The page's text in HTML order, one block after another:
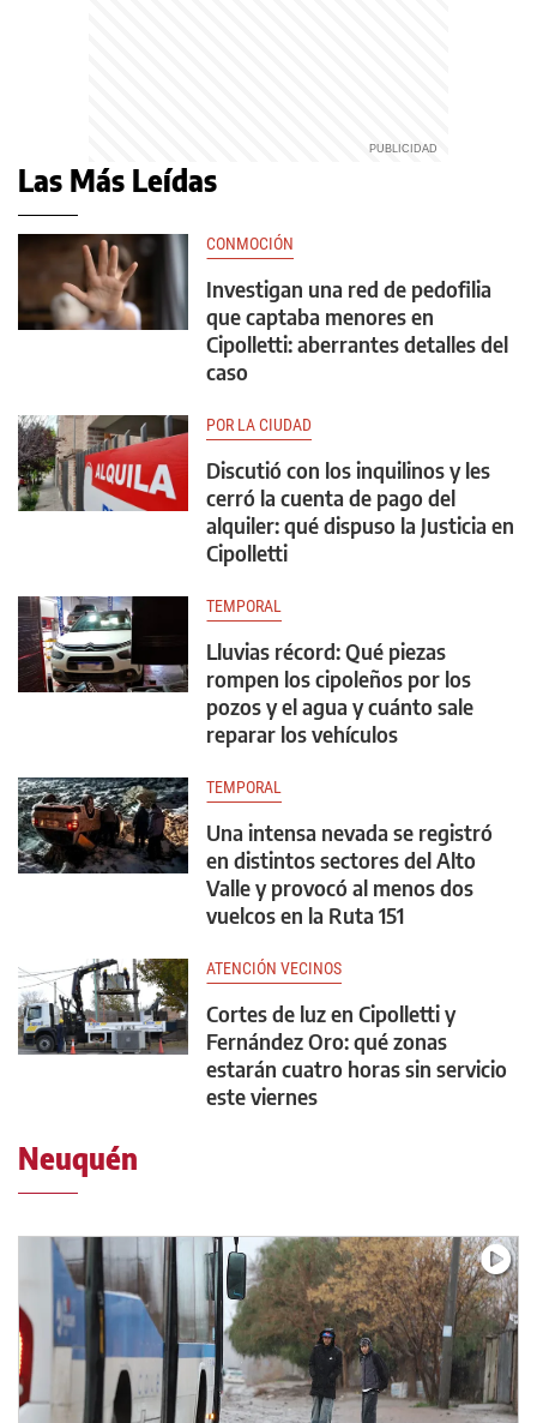
Las Más Leídas
CONMOCIÓN
Investigan una red de pedofilia
que captaba menores en
Cipolletti: aberrantes detalles del
caso
POR LA CIUDAD
Discutió con los inquilinos y les
cerró la cuenta de pago del
alquiler: qué dispuso la Justicia en
Cipolletti
TEMPORAL
Lluvias récord: Qué piezas
rompen los cipoleños por los
pozos y el agua y cuánto sale
reparar los vehículos
TEMPORAL
Una intensa nevada se registró
en distintos sectores del Alto
Valle y provocó al menos dos
vuelcos en la Ruta 151
ATENCIÓN VECINOS
Cortes de luz en Cipolletti y
Fernández Oro: qué zonas
estarán cuatro horas sin servicio
este viernes
Neuquén